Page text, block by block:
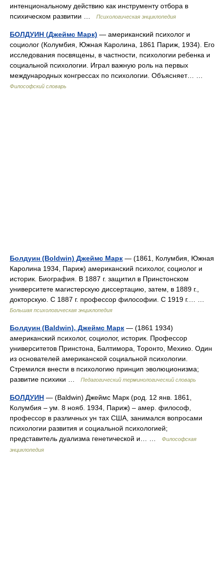
интенциональному действию как инструменту отбора в
психическом развитии …
Психологическая энциклопедия
БОЛДУИН (Джеймс Марк) — американский психолог и
социолог (Колумбия, Южная Каролина, 1861 Париж, 1934). Его
исследования посвящены, в частности, психологии ребенка и
социальной психологии. Играл важную роль на первых
международных конгрессах по психологии. Объясняет… …
Философский словарь
Болдуин (Boldwin) Джеймс Марк — (1861, Колумбия, Южная
Каролина 1934, Париж) американский психолог, социолог и
историк. Биография. В 1887 г. защитил в Принстонском
университете магистерскую диссертацию, затем, в 1889 г.,
докторскую. С 1887 г. профессор философии. С 1919 г.… …
Большая психологическая энциклопедия
Болдуин (Baldwin), Джеймс Марк — (1861 1934)
американский психолог, социолог, историк. Профессор
университетов Принстона, Балтимора, Торонто, Мехико. Один
из основателей американской социальной психологии.
Стремился внести в психологию принцип эволюционизма;
развитие психики …
Педагогический терминологический словарь
БОЛДУИН — (Baldwin) Джеймс Марк (род. 12 янв. 1861,
Колумбия – ум. 8 нояб. 1934, Париж) – амер. философ,
профессор в различных ун тах США, занимался вопросами
психологии развития и социальной психологией;
представитель дуализма генетической и… …
Философская
энциклопедия